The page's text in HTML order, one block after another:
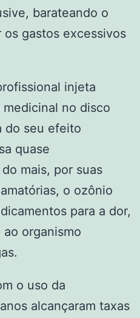
barateando o
gastos excessivos
injeta
no disco
do seu efeito
quase
mais, por suas
o ozônio
para a dor,
organismo
o uso da
alcançaram taxas